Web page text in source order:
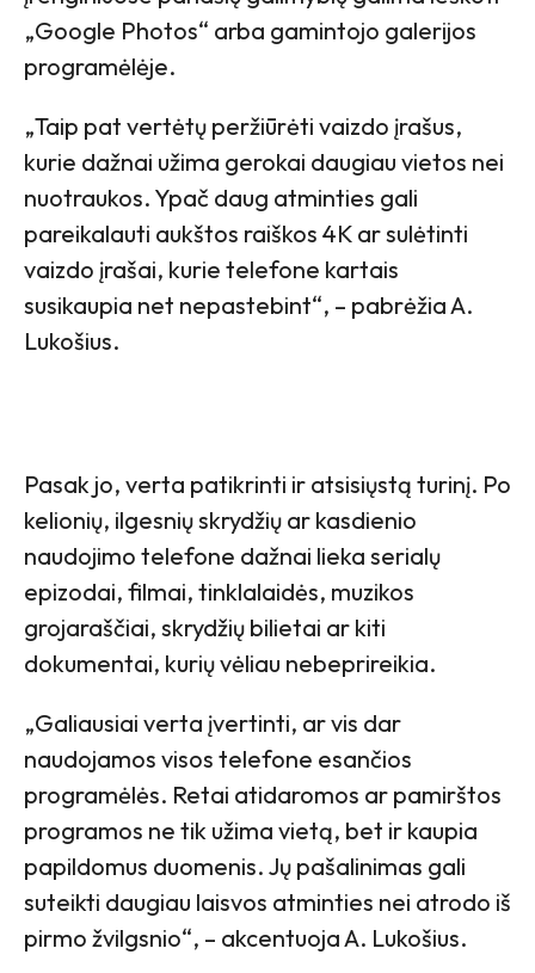
„Google Photos“ arba gamintojo galerijos
programėlėje.
„Taip pat vertėtų peržiūrėti vaizdo įrašus,
kurie dažnai užima gerokai daugiau vietos nei
nuotraukos. Ypač daug atminties gali
pareikalauti aukštos raiškos 4K ar sulėtinti
vaizdo įrašai, kurie telefone kartais
susikaupia net nepastebint“, – pabrėžia A.
Lukošius.
Pasak jo, verta patikrinti ir atsisiųstą turinį. Po
kelionių, ilgesnių skrydžių ar kasdienio
naudojimo telefone dažnai lieka serialų
epizodai, filmai, tinklalaidės, muzikos
grojaraščiai, skrydžių bilietai ar kiti
dokumentai, kurių vėliau nebeprireikia.
„Galiausiai verta įvertinti, ar vis dar
naudojamos visos telefone esančios
programėlės. Retai atidaromos ar pamirštos
programos ne tik užima vietą, bet ir kaupia
papildomus duomenis. Jų pašalinimas gali
suteikti daugiau laisvos atminties nei atrodo iš
pirmo žvilgsnio“, – akcentuoja A. Lukošius.